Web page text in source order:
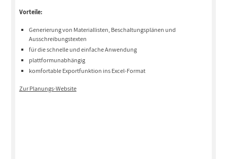
Vorteile:
Generierung von Materiallisten, Beschaltungsplänen und
Ausschreibungstexten
für die schnelle und einfache Anwendung
plattformunabhängig
komfortable Exportfunktion ins Excel-Format
Zur Planungs-Website